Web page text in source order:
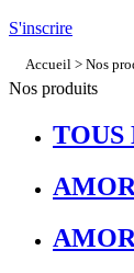
S'inscrire
Accueil > Nos
Nos produits
TOUS